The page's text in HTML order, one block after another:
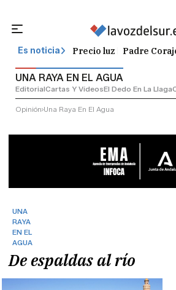
Es noticia Precio luz Padre
UNA RAYA EN EL AGUA
EditorialCartas Y VídeosEl Dedo En La Llaga
Opinión Una Raya En El Agua
UNA
RAYA
EN EL
AGUA
De espaldas al río